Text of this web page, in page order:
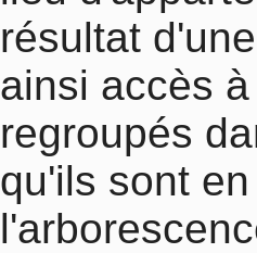
résultat
ainsi accès
regroupés
qu'ils sont